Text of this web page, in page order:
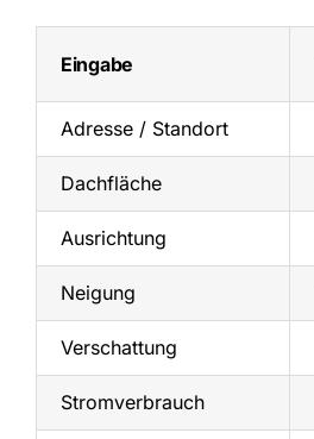
Eingabe
Adresse / Standort
Dachfläche
Ausrichtung
Neigung
Verschattung
Stromverbrauch